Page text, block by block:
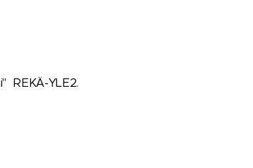
REKÄ-YLE2.